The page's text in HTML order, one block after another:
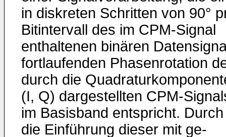
in diskreten Schritten von 90°
Bitintervall des im CPM-Signal
enthaltenen binären
fortlaufenden Phasenrotation
durch die
(I, Q) dargestellten CPM-
im Ba­sisband entspricht. Durch
die Einführung dieser mit ge­